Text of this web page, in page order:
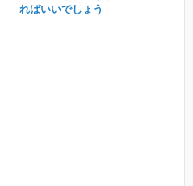
ればいいでしょう